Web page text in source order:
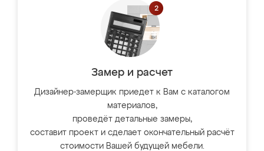
Замер и расчет
Дизайнер-замерщик приедет к Вам с каталогом
материалов,
проведёт детальные замеры,
составит проект и сделает окончательный расчёт
стоимости Вашей будущей мебели.